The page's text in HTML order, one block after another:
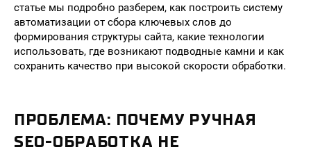
статье мы подробно разберем, как построить систему
автоматизации от сбора ключевых слов до
формирования структуры сайта, какие технологии
использовать, где возникают подводные камни и как
сохранить качество при высокой скорости обработки.
ПРОБЛЕМА: ПОЧЕМУ РУЧНАЯ
SEO-ОБРАБОТКА НЕ